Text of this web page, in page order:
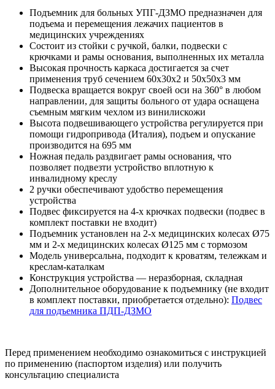
Подъемник для больных УПГ-ДЗМО предназначен для
подъема и перемещения лежачих пациентов в
медицинских учреждениях
Состоит из стойки с ручкой, балки, подвески с
крючками и рамы основания, выполненных их металла
Высокая прочность каркаса достигается за счет
применения труб сечением 60х30х2 и 50х50х3 мм
Подвеска вращается вокруг своей оси на 360° в любом
направлении, для защиты больного от удара оснащена
съемным мягким чехлом из винилискожи
Высота подвешивающего устройства регулируется при
помощи гидропривода (Италия), подъем и опускание
производится на 695 мм
Ножная педаль раздвигает рамы основания, что
позволяет подвезти устройство вплотную к
инвалидному креслу
2 ручки обеспечивают удобство перемещения
устройства
Подвес фиксируется на 4-х крючках подвески (подвес в
комплект поставки не входит)
Подъемник установлен на 2-х медицинских колесах Ø75
мм и 2-х медицинских колесах Ø125 мм с тормозом
Модель универсальна, подходит к кроватям, тележкам и
креслам-каталкам
Конструкция устройства — неразборная, складная
Дополнительное оборудование к подъемнику (не входит
в комплект поставки, приобретается отдельно): Подвес
для подъемника ПДП-ДЗМО
Перед применением необходимо ознакомиться с инструкцией
по применению (паспортом изделия) или получить
консультацию специалиста